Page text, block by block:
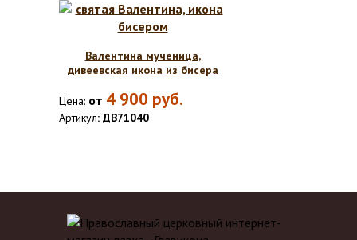
Валентина мученица,
дивеевская икона из бисера
Цена: от 4 900 руб.
Артикул: ДВ71040